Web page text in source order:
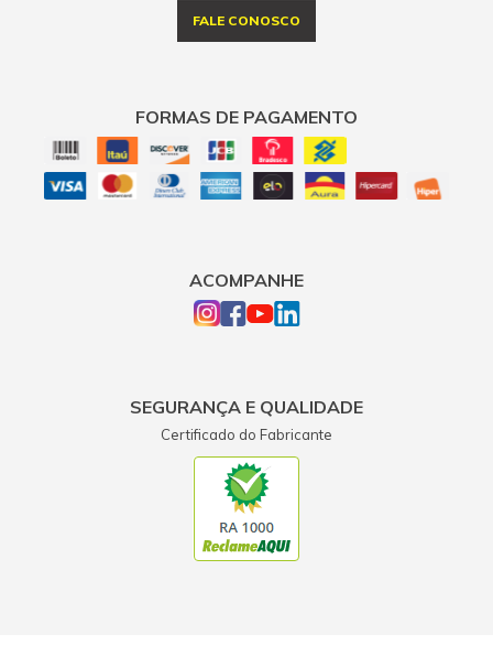
FALE CONOSCO
FORMAS DE PAGAMENTO
ACOMPANHE
SEGURANÇA E QUALIDADE
Certificado do Fabricante